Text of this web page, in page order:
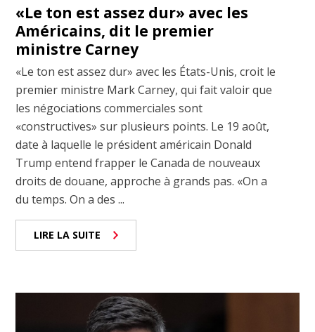
«Le ton est assez dur» avec les
Américains, dit le premier
ministre Carney
«Le ton est assez dur» avec les États-Unis, croit le
premier ministre Mark Carney, qui fait valoir que
les négociations commerciales sont
«constructives» sur plusieurs points. Le 19 août,
date à laquelle le président américain Donald
Trump entend frapper le Canada de nouveaux
droits de douane, approche à grands pas. «On a
du temps. On a des ...
LIRE LA SUITE